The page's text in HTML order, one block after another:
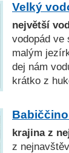
Velký
největší
vodopád ve
malým
dej nám
krátko z
krajina z
z